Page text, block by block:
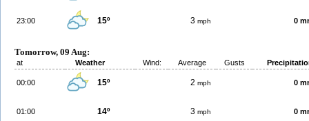
23:00 15º 3 mph 0
Tomorrow, 09 Aug:
at Weather Wind: Average Gusts
00:00 15º 2 mph 0
01:00 14º 3 mph 0